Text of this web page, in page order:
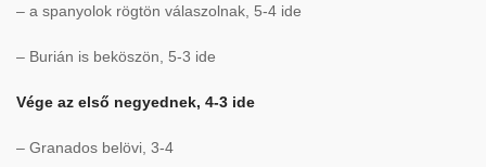
– a spanyolok rögtön válaszolnak, 5-4 ide
– Burián is beköszön, 5-3 ide
Vége az első negyednek, 4-3 ide
– Granados belövi, 3-4